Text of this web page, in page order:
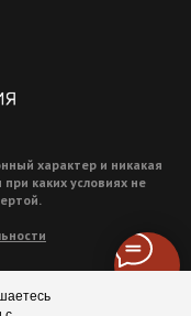
характер и никакая
каких условиях не